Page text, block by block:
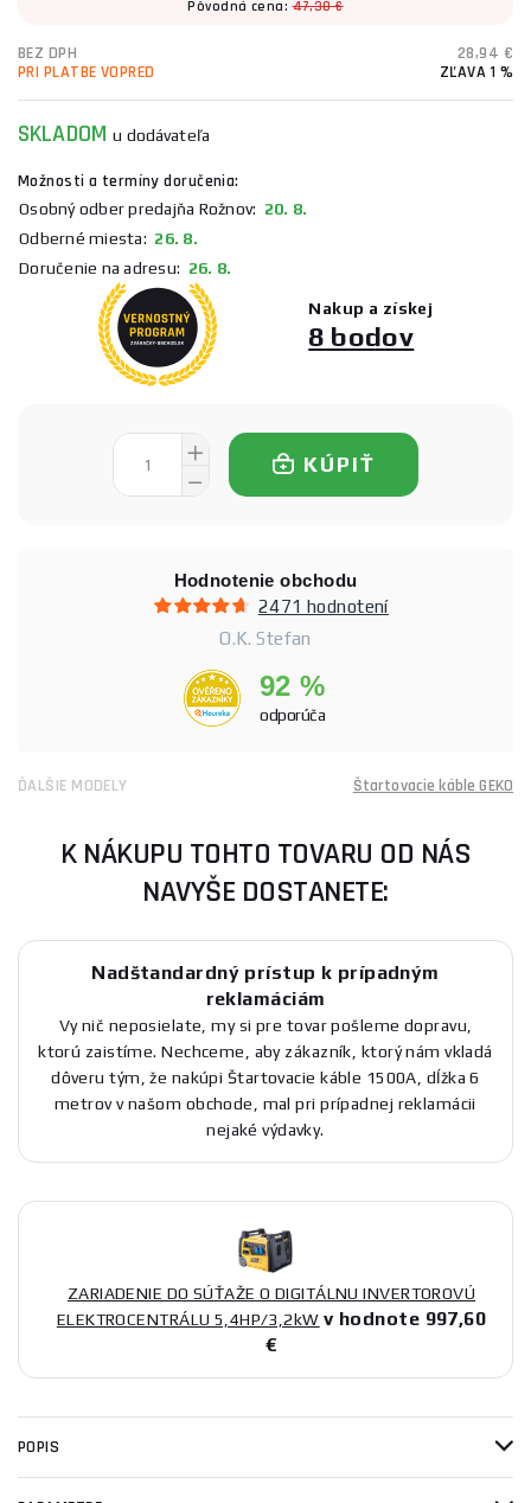
Pôvodná cena:47,30 €
BEZ DPH
28,94 €
PRI PLATBE VOPRED
ZĽAVA 1 %
SKLADOMu dodávateľa
Možnosti a termíny doručenia:
Osobný odber predajňa Rožnov: 20. 8.
Odberné miesta: 26. 8.
Doručenie na adresu: 26. 8.
Nakup a získej
8 bodov
KÚPIŤ
Hodnotenie obchodu
2471 hodnotení
O.K. Stefan
92 %
odporúča
ĎALŠIE MODELY Štartovacie káble GEKO
K NÁKUPU TOHTO TOVARU OD NÁS
NAVYŠE DOSTANETE:
Nadštandardný prístup k prípadným
reklamáciám
Vy nič neposielate, my si pre tovar pošleme dopravu,
ktorú zaistíme. Nechceme, aby zákazník, ktorý nám vkladá
dôveru tým, že nakúpi Štartovacie káble 1500A, dĺžka 6
metrov v našom obchode, mal pri prípadnej reklamácii
nejaké výdavky.
ZARIADENIE DO SÚŤAŽE O DIGITÁLNU INVERTOROVÚ
ELEKTROCENTRÁLU 5,4HP/3,2kW v hodnote 997,60
€
POPIS